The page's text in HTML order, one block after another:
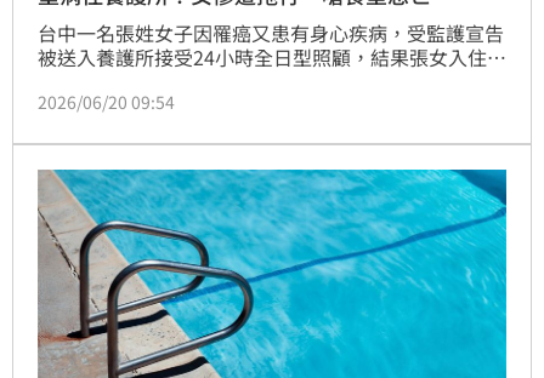
台中一名張姓女子因罹癌又患有身心疾病，受監護宣告
被送入養護所接受24小時全日型照顧，結果張女入住期
從廁所被拖回房間，導致全身多處擦挫傷、瘀青。2個
息，送醫不治。檢警調查後認定何姓生服員涉犯過失致
死罪；黃姓股長、謝姓生服員涉犯過失傷害罪，全案偵
結依法起訴。
2026/06/20 09:54